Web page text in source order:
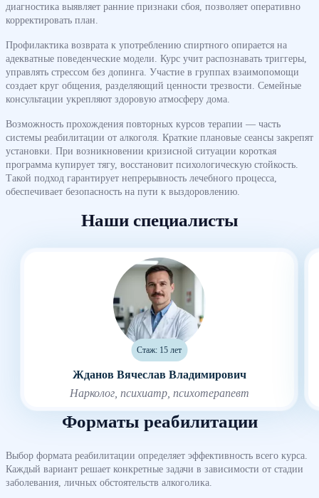
диагностика выявляет ранние признаки сбоя, позволяет оперативно
корректировать план.
Профилактика возврата к употреблению спиртного опирается на
адекватные поведенческие модели. Курс учит распознавать триггеры,
управлять стрессом без допинга. Участие в группах взаимопомощи
создает круг общения, разделяющий ценности трезвости. Семейные
консультации укрепляют здоровую атмосферу дома.
Возможность прохождения повторных курсов терапии — часть
системы реабилитации от алкоголя. Краткие плановые сеансы закрепят
установки. При возникновении кризисной ситуации короткая
программа купирует тягу, восстановит психологическую стойкость.
Такой подход гарантирует непрерывность лечебного процесса,
обеспечивает безопасность на пути к выздоровлению.
Наши специалисты
Стаж: 15 лет
Жданов Вячеслав Владимирович
Нарколог, психиатр, психотерапевт
Форматы реабилитации
Выбор формата реабилитации определяет эффективность всего курса.
Каждый вариант решает конкретные задачи в зависимости от стадии
заболевания, личных обстоятельств алкоголика.